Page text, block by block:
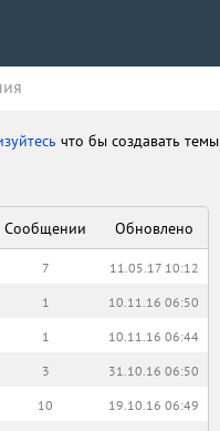
что бы создавать темы
Сообщении Обновлено
7 11.05.17 10:12
1 10.11.16 06:50
1 10.11.16 06:44
3 31.10.16 06:50
10 19.10.16 06:49